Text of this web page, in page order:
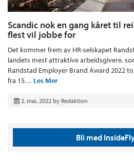
Scandic nok en gang kåret til
flest vil jobbe for
Det kommer frem av HR-selskapet
landets mest attraktive arbeidsgivere,
Randstad Employer Brand Award 2022
fra 15… Les Mer
2. mai, 2022 by Redaktion
Bli med